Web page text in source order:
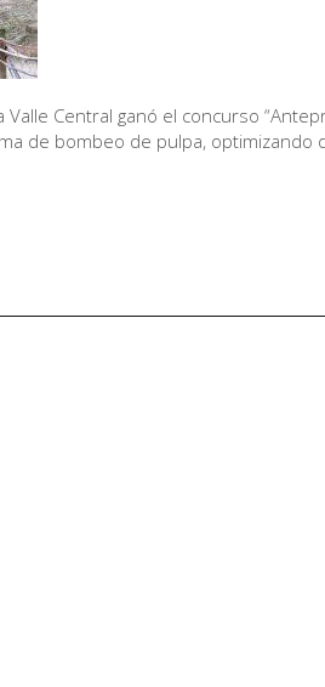
Central ganó el concurso
de bombeo de pulpa,